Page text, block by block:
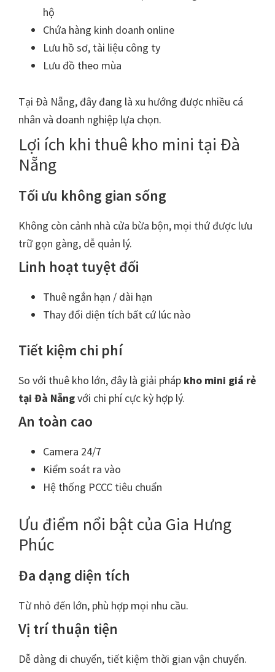
hộ
Chứa hàng kinh doanh online
Lưu hồ sơ, tài liệu công ty
Lưu đồ theo mùa
Tại Đà Nẵng, đây đang là xu hướng được nhiều cá
nhân và doanh nghiệp lựa chọn.
Lợi ích khi thuê kho mini tại Đà
Nẵng
Tối ưu không gian sống
Không còn cảnh nhà cửa bừa bộn, mọi thứ được lưu
trữ gọn gàng, dễ quản lý.
Linh hoạt tuyệt đối
Thuê ngắn hạn / dài hạn
Thay đổi diện tích bất cứ lúc nào
Tiết kiệm chi phí
So với thuê kho lớn, đây là giải pháp kho mini giá rẻ
tại Đà Nẵngvới chi phí cực kỳ hợp lý.
An toàn cao
Camera 24/7
Kiểm soát ra vào
Hệ thống PCCC tiêu chuẩn
Ưu điểm nổi bật của Gia Hưng
Phúc
Đa dạng diện tích
Từ nhỏ đến lớn, phù hợp mọi nhu cầu.
Vị trí thuận tiện
Dễ dàng di chuyển, tiết kiệm thời gian vận chuyển.